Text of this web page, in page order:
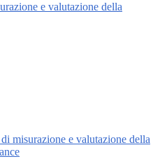
e valutazione della
di misurazione e valutazione della